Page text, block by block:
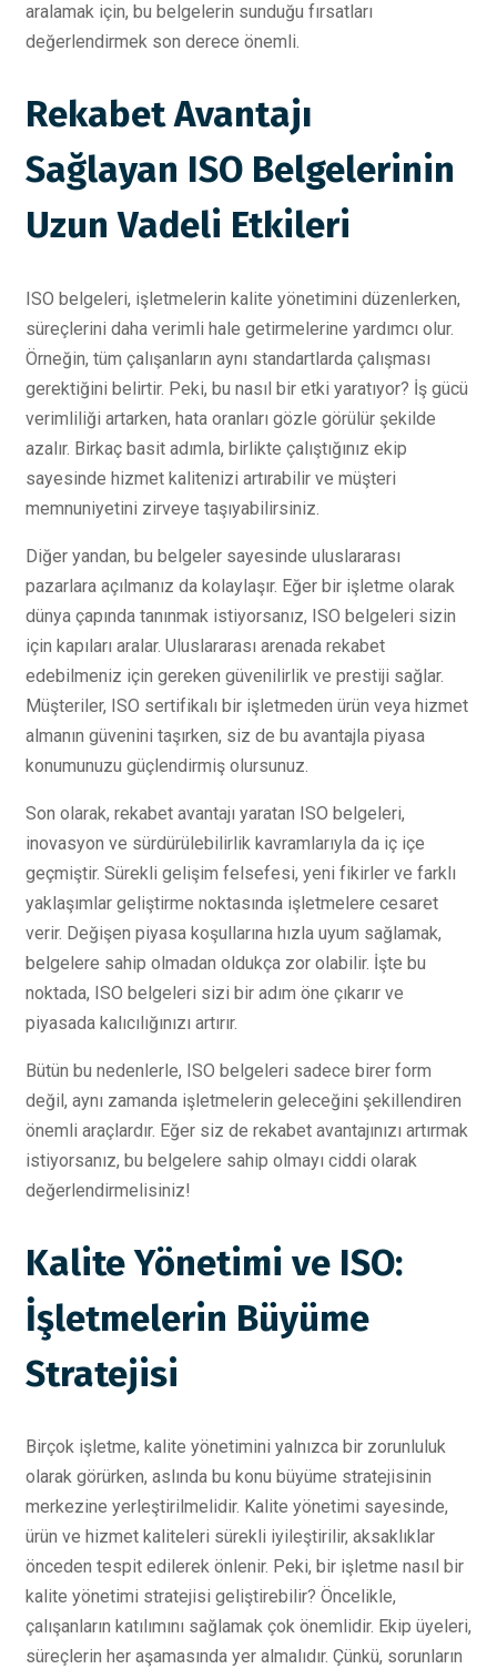
aralamak için, bu belgelerin sunduğu fırsatları
değerlendirmek son derece önemli.
Rekabet Avantajı
Sağlayan ISO Belgelerinin
Uzun Vadeli Etkileri
ISO belgeleri, işletmelerin kalite yönetimini düzenlerken,
süreçlerini daha verimli hale getirmelerine yardımcı olur.
Örneğin, tüm çalışanların aynı standartlarda çalışması
gerektiğini belirtir. Peki, bu nasıl bir etki yaratıyor? İş gücü
verimliliği artarken, hata oranları gözle görülür şekilde
azalır. Birkaç basit adımla, birlikte çalıştığınız ekip
sayesinde hizmet kalitenizi artırabilir ve müşteri
memnuniyetini zirveye taşıyabilirsiniz.
Diğer yandan, bu belgeler sayesinde uluslararası
pazarlara açılmanız da kolaylaşır. Eğer bir işletme olarak
dünya çapında tanınmak istiyorsanız, ISO belgeleri sizin
için kapıları aralar. Uluslararası arenada rekabet
edebilmeniz için gereken güvenilirlik ve prestiji sağlar.
Müşteriler, ISO sertifikalı bir işletmeden ürün veya hizmet
almanın güvenini taşırken, siz de bu avantajla piyasa
konumunuzu güçlendirmiş olursunuz.
Son olarak, rekabet avantajı yaratan ISO belgeleri,
inovasyon ve sürdürülebilirlik kavramlarıyla da iç içe
geçmiştir. Sürekli gelişim felsefesi, yeni fikirler ve farklı
yaklaşımlar geliştirme noktasında işletmelere cesaret
verir. Değişen piyasa koşullarına hızla uyum sağlamak,
belgelere sahip olmadan oldukça zor olabilir. İşte bu
noktada, ISO belgeleri sizi bir adım öne çıkarır ve
piyasada kalıcılığınızı artırır.
Bütün bu nedenlerle, ISO belgeleri sadece birer form
değil, aynı zamanda işletmelerin geleceğini şekillendiren
önemli araçlardır. Eğer siz de rekabet avantajınızı artırmak
istiyorsanız, bu belgelere sahip olmayı ciddi olarak
değerlendirmelisiniz!
Kalite Yönetimi ve ISO:
İşletmelerin Büyüme
Stratejisi
Birçok işletme, kalite yönetimini yalnızca bir zorunluluk
olarak görürken, aslında bu konu büyüme stratejisinin
merkezine yerleştirilmelidir. Kalite yönetimi sayesinde,
ürün ve hizmet kaliteleri sürekli iyileştirilir, aksaklıklar
önceden tespit edilerek önlenir. Peki, bir işletme nasıl bir
kalite yönetimi stratejisi geliştirebilir? Öncelikle,
çalışanların katılımını sağlamak çok önemlidir. Ekip üyeleri,
süreçlerin her aşamasında yer almalıdır. Çünkü, sorunların